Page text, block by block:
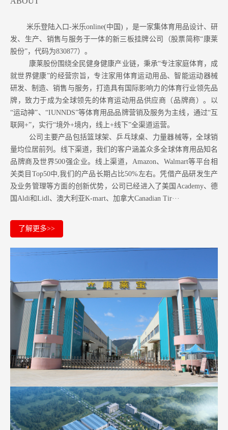
米乐登陆入口-米乐online(中国) ，是一家集体育用品设计、研
发、生产、销售与服务于一体的新三板挂牌公司（股票简称“康莱
股份”，代码为830877）。
康莱股份围绕全民健身健康产业链，秉承“专注家庭体育，成
就世界健康”的经营宗旨，专注家用体育运动用品、智能运动器械
研发、制造、销售与服务，打造具有国际影响力的体育行业领先品
牌，致力于成为全球领先的体育运动用品供应商（品牌商）。以
“运动神”、“IUNNDS”等体育用品品牌营销及服务为主线，通过“互
联网+”，实行“境外+境内，线上+线下”全渠道运营。
公司主要产品包括篮球架、乒乓球桌、力量器械等，全球销
量均位居前列。 线下渠道，我们的客户涵盖众多全球体育用品知名
品牌商及世界500强企业。 线上渠道，Amazon、Walmart等平台相
关类目Top50中,我们的产品长期占比50%左右。凭借产品研发生产
及业务管理等方面的创新优势，公司已经进入了美国Academy、德
国Aldi和Lidl、澳大利亚K-mart、加拿大Canadian Tir···
了解更多>>